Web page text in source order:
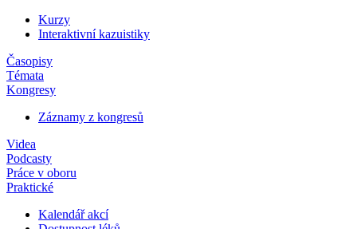
Kurzy
Interaktivní kazuistiky
Časopisy
Témata
Kongresy
Záznamy z kongresů
Videa
Podcasty
Práce v oboru
Praktické
Kalendář akcí